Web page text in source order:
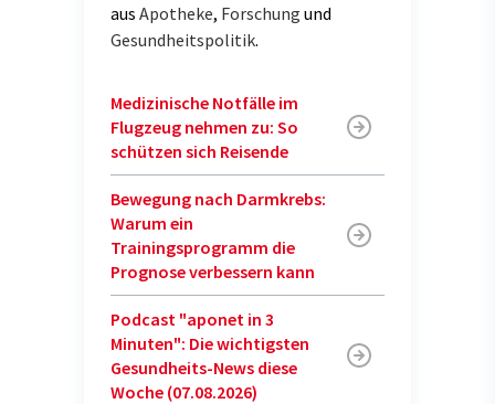
aus Apotheke, Forschung und
Gesundheitspolitik.
Medizinische Notfälle im
Flugzeug nehmen zu: So
schützen sich Reisende
Bewegung nach Darmkrebs:
Warum ein
Trainingsprogramm die
Prognose verbessern kann
Podcast "aponet in 3
Minuten": Die wichtigsten
Gesundheits-News diese
Woche (07.08.2026)